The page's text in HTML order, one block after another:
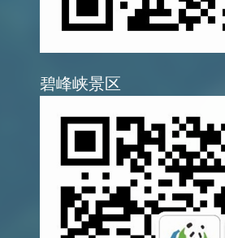
碧峰峡景区